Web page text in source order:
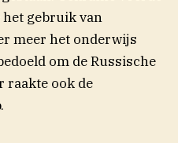
het gebruik van
meer het onderwijs
om de Russische
raakte ook de